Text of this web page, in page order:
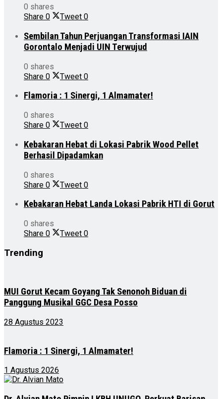
0 shares
Share 0 Tweet 0
Sembilan Tahun Perjuangan Transformasi IAIN
Gorontalo Menjadi UIN Terwujud
0 shares
Share 0 Tweet 0
Flamoria : 1 Sinergi, 1 Almamater!
0 shares
Share 0 Tweet 0
Kebakaran Hebat di Lokasi Pabrik Wood Pellet
Berhasil Dipadamkan
0 shares
Share 0 Tweet 0
Kebakaran Hebat Landa Lokasi Pabrik HTI di Gorut
0 shares
Share 0 Tweet 0
Trending
MUI Gorut Kecam Goyang Tak Senonoh Biduan di
Panggung Musikal GGC Desa Posso
28 Agustus 2023
Flamoria : 1 Sinergi, 1 Almamater!
1 Agustus 2026